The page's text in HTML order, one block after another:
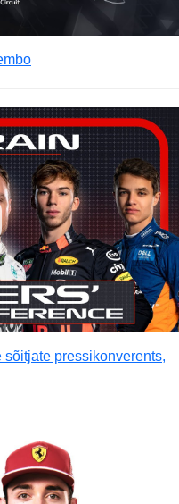
pressikonverents,